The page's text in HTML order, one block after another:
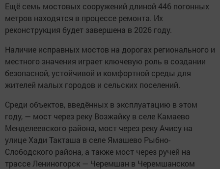
Ещё семь мостовых сооружений длиной 446 погонных
метров находятся в процессе ремонта. Их
реконструкция будет завершена в 2026 году.
Наличие исправных мостов на дорогах регионального и
местного значения играет ключевую роль в создании
безопасной, устойчивой и комфортной среды для
жителей малых городов и сельских поселений.
Среди объектов, введённых в эксплуатацию в этом
году, — мост через реку Возжайку в селе Камаево
Менделеевского района, мост через реку Ачису на
улице Хади Такташа в селе Ямашево Рыбно-
Слободского района, а также мост через ручей на
трассе Лениногорск — Черемшан в Черемшанском